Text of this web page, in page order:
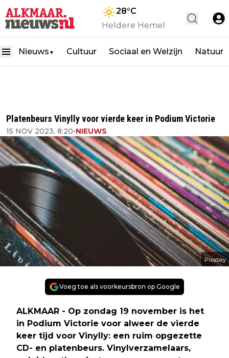
28°C
Heldere Hemel
Nieuws ▼ Cultuur Sociaal en Welzijn Natuur
Platenbeurs Vinylly voor vierde keer in Podium Victorie
15 NOV 2023, 8:20•NIEUWS
Pixabay
Voeg toe als voorkeursbron op Google
ALKMAAR - Op zondag 19 november is het
in Podium Victorie voor alweer de vierde
keer tijd voor Vinylly: een ruim opgezette
CD- en platenbeurs. Vinylverzamelaars,